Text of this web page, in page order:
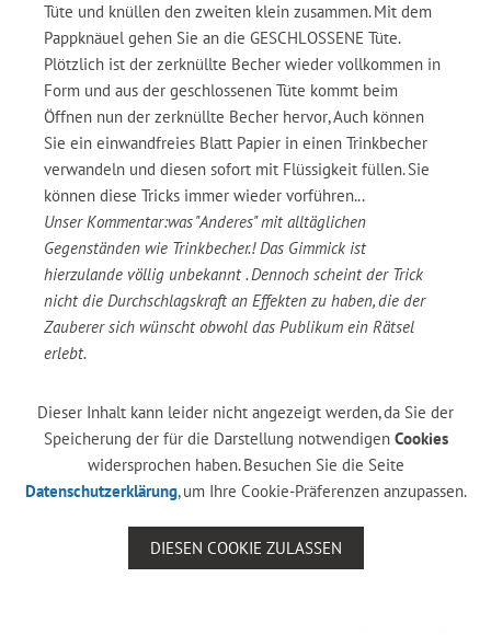
Tüte und knüllen den zweiten klein zusammen. Mit dem
Pappknäuel gehen Sie an die GESCHLOSSENE Tüte.
Plötzlich ist der zerknüllte Becher wieder vollkommen in
Form und aus der geschlossenen Tüte kommt beim
Öffnen nun der zerknüllte Becher hervor, Auch können
Sie ein einwandfreies Blatt Papier in einen Trinkbecher
verwandeln und diesen sofort mit Flüssigkeit füllen. Sie
können diese Tricks immer wieder vorführen...
Unser Kommentar:was "Anderes" mit alltäglichen
Gegenständen wie Trinkbecher.! Das Gimmick ist
hierzulande völlig unbekannt . Dennoch scheint der Trick
nicht die Durchschlagskraft an Effekten zu haben, die der
Zauberer sich wünscht obwohl das Publikum ein Rätsel
erlebt.
Dieser Inhalt kann leider nicht angezeigt werden, da Sie der
Speicherung der für die Darstellung notwendigen Cookies
widersprochen haben. Besuchen Sie die Seite
Datenschutzerklärung, um Ihre Cookie-Präferenzen anzupassen.
DIESEN COOKIE ZULASSEN